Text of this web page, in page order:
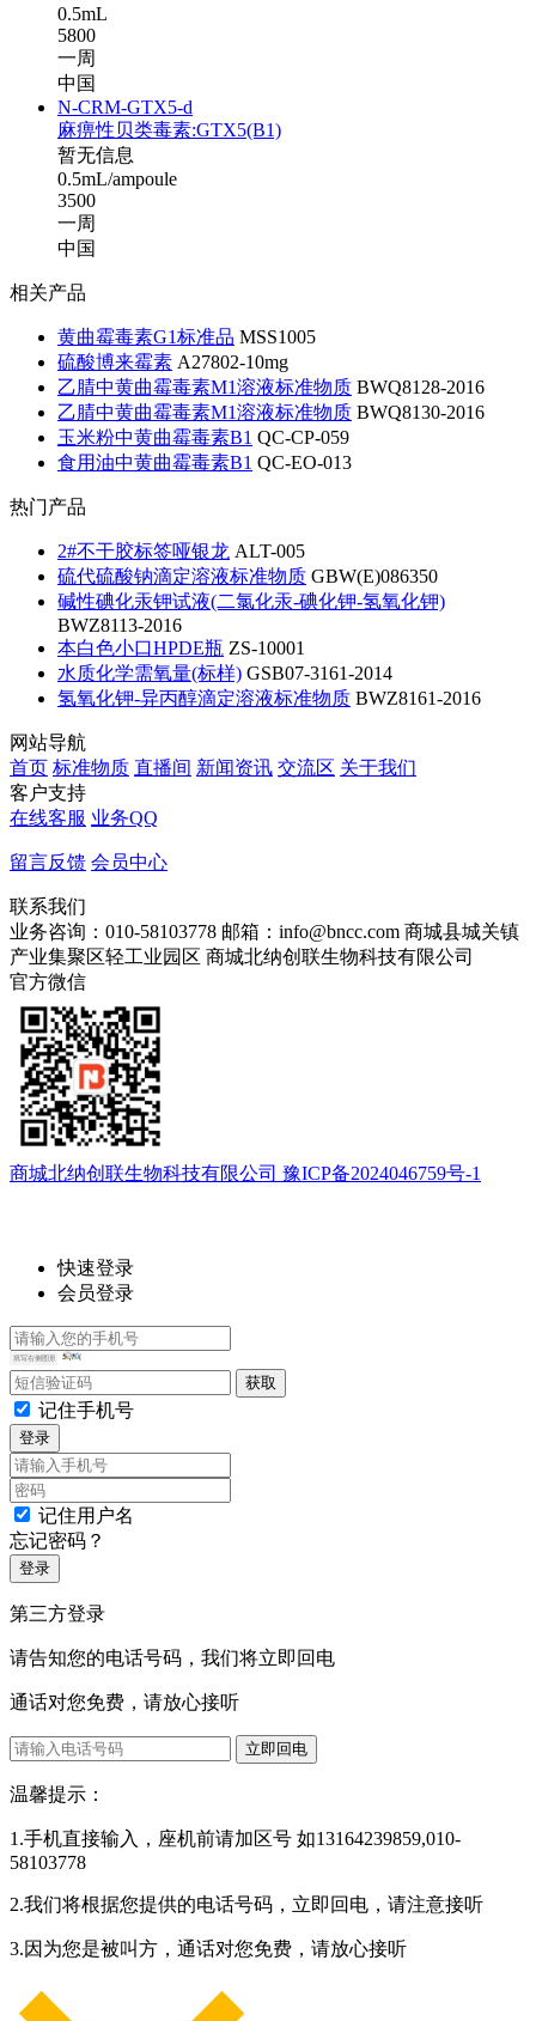
0.5mL
5800
一周
中国
N-CRM-GTX5-d
麻痹性贝类毒素:GTX5(B1)
暂无信息
0.5mL/ampoule
3500
一周
中国
相关产品
黄曲霉毒素G1标准品 MSS1005
硫酸博来霉素 A27802-10mg
乙腈中黄曲霉毒素M1溶液标准物质 BWQ8128-2016
乙腈中黄曲霉毒素M1溶液标准物质 BWQ8130-2016
玉米粉中黄曲霉毒素B1 QC-CP-059
食用油中黄曲霉毒素B1 QC-EO-013
热门产品
2#不干胶标签哑银龙 ALT-005
硫代硫酸钠滴定溶液标准物质 GBW(E)086350
碱性碘化汞钾试液(二氯化汞-碘化钾-氢氧化钾)
BWZ8113-2016
本白色小口HPDE瓶 ZS-10001
水质化学需氧量(标样) GSB07-3161-2014
氢氧化钾-异丙醇滴定溶液标准物质 BWZ8161-2016
网站导航
首页 标准物质 直播间 新闻资讯 交流区 关于我们
客户支持
在线客服 业务QQ
留言反馈 会员中心
联系我们
业务咨询：010-58103778 邮箱：info@bncc.com 商城县城关镇
产业集聚区轻工业园区 商城北纳创联生物科技有限公司
官方微信
商城北纳创联生物科技有限公司 豫ICP备2024046759号-1
快速登录
会员登录
记住手机号
登录
记住用户名
忘记密码？
登录
第三方登录
请告知您的电话号码，我们将立即回电
通话对您免费，请放心接听
立即回电
温馨提示：
1.手机直接输入，座机前请加区号 如13164239859,010-
58103778
2.我们将根据您提供的电话号码，立即回电，请注意接听
3.因为您是被叫方，通话对您免费，请放心接听